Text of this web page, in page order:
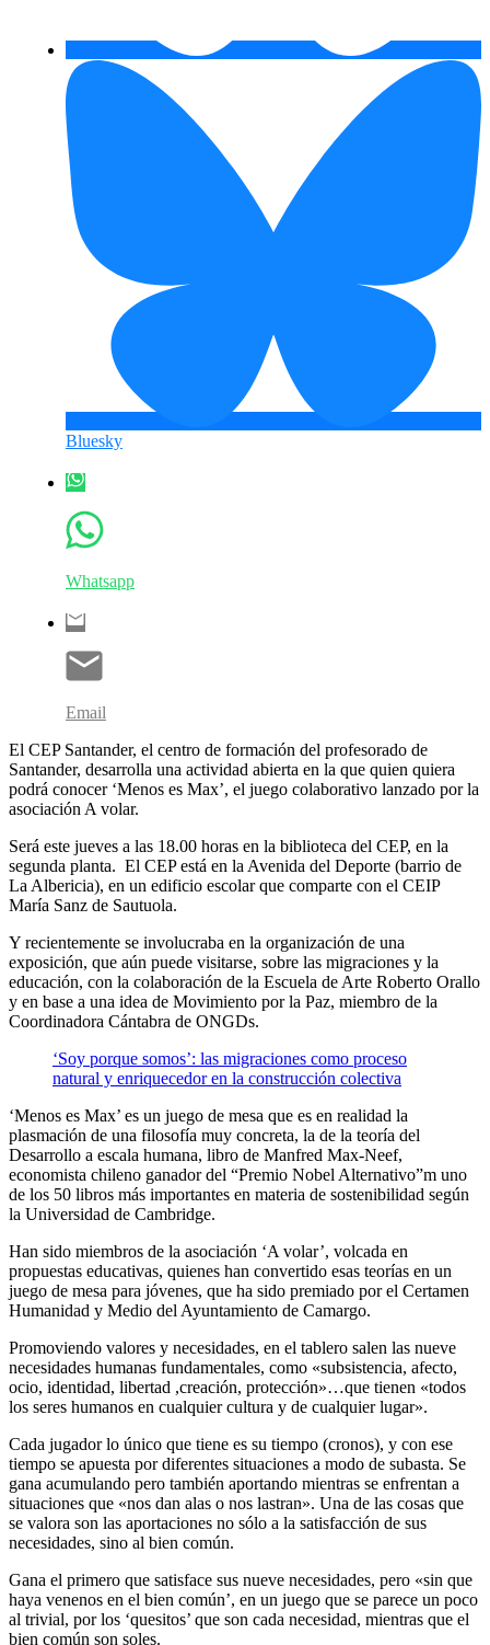
Bluesky
Whatsapp
Email
El CEP Santander, el centro de formación del profesorado de
Santander, desarrolla una actividad abierta en la que quien quiera
podrá conocer ‘Menos es Max’, el juego colaborativo lanzado por la
asociación A volar.
Será este jueves a las 18.00 horas en la biblioteca del CEP, en la
segunda planta. El CEP está en la Avenida del Deporte (barrio de
La Albericia), en un edificio escolar que comparte con el CEIP
María Sanz de Sautuola.
Y recientemente se involucraba en la organización de una
exposición, que aún puede visitarse, sobre las migraciones y la
educación, con la colaboración de la Escuela de Arte Roberto Orallo
y en base a una idea de Movimiento por la Paz, miembro de la
Coordinadora Cántabra de ONGDs.
‘Soy porque somos’: las migraciones como proceso
natural y enriquecedor en la construcción colectiva
‘Menos es Max’ es un juego de mesa que es en realidad la
plasmación de una filosofía muy concreta, la de la teoría del
Desarrollo a escala humana, libro de Manfred Max-Neef,
economista chileno ganador del “Premio Nobel Alternativo”m uno
de los 50 libros más importantes en materia de sostenibilidad según
la Universidad de Cambridge.
Han sido miembros de la asociación ‘A volar’, volcada en
propuestas educativas, quienes han convertido esas teorías en un
juego de mesa para jóvenes, que ha sido premiado por el Certamen
Humanidad y Medio del Ayuntamiento de Camargo.
Promoviendo valores y necesidades, en el tablero salen las nueve
necesidades humanas fundamentales, como «subsistencia, afecto,
ocio, identidad, libertad ,creación, protección»…que tienen «todos
los seres humanos en cualquier cultura y de cualquier lugar».
Cada jugador lo único que tiene es su tiempo (cronos), y con ese
tiempo se apuesta por diferentes situaciones a modo de subasta. Se
gana acumulando pero también aportando mientras se enfrentan a
situaciones que «nos dan alas o nos lastran». Una de las cosas que
se valora son las aportaciones no sólo a la satisfacción de sus
necesidades, sino al bien común.
Gana el primero que satisface sus nueve necesidades, pero «sin que
haya venenos en el bien común’, en un juego que se parece un poco
al trivial, por los ‘quesitos’ que son cada necesidad, mientras que el
bien común son soles.